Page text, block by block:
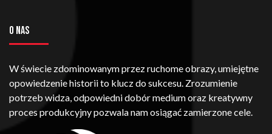
O NAS
W świecie zdominowanym przez ruchome obrazy, umiejętne
opowiedzenie historii to klucz do sukcesu. Zrozumienie
potrzeb widza, odpowiedni dobór medium oraz kreatywny
proces produkcyjny pozwala nam osiągać zamierzone cele.